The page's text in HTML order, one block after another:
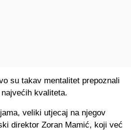
su takav mentalitet prepoznali
kvaliteta.
veliki utjecaj na njegov
direktor Zoran Mamić, koji već